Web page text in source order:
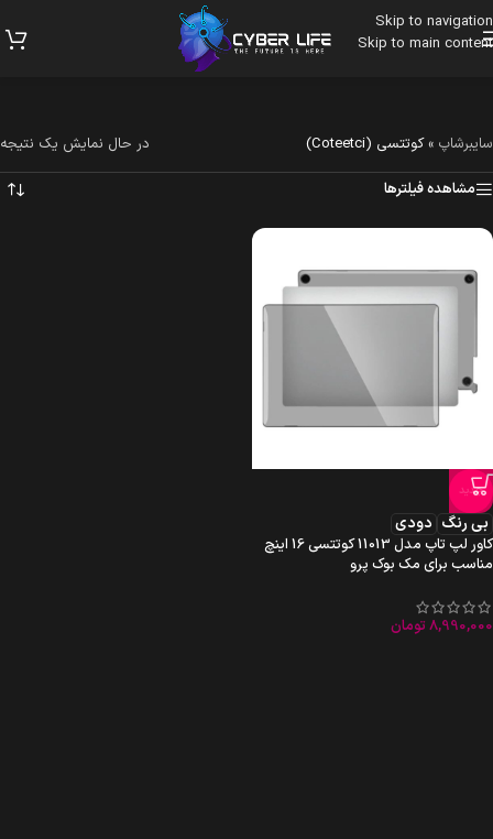
Skip to navigation
Skip to main content
سایبرشاپ »کوتتسی (Coteetci) در حال نمایش یک نتیجه
مشاهده فیلترها
جدید
بی رنگ دودی
کاور لپ تاپ مدل 11013 کوتتسی 16 اینچ
مناسب برای مک بوک پرو
8,990,000 تومان